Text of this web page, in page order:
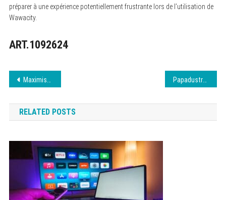
préparer à une expérience potentiellement frustrante lors de l’utilisation de
Wawacity.
ART.1092624
Navigation
de
l’article
Maximiser votre budget SEA efficacement
RELATED POSTS